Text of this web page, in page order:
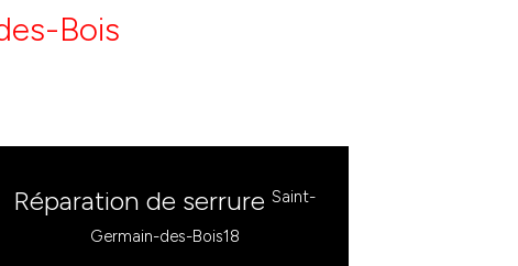
Bois
Réparation de serrureSaint-
Germain-des-Bois18